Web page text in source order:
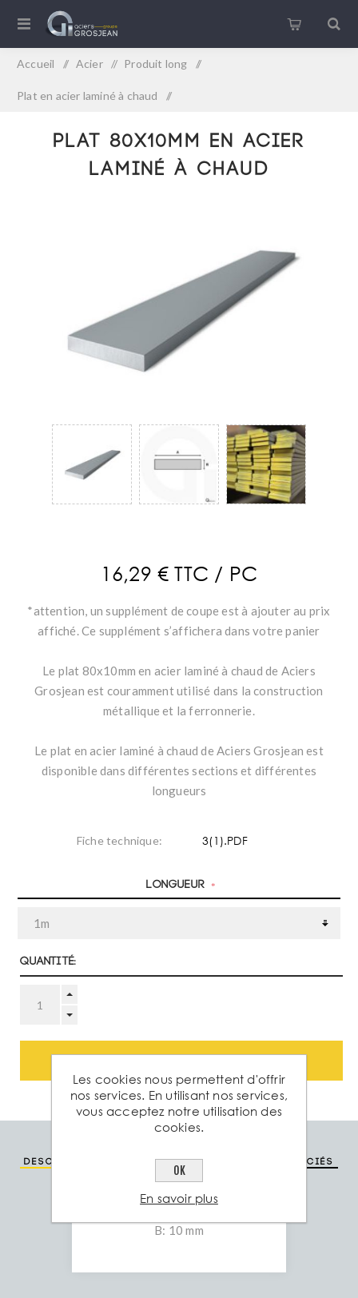
Accueil / Acier / Produit long /
Plat en acier laminé à chaud /
Plat 80x10mm en acier
laminé à chaud
16,29 € TTC / PC
*attention, un supplément de coupe est à ajouter au prix
affiché. Ce supplément s’affichera dans votre panier
Le plat 80x10mm en acier laminé à chaud de Aciers
Grosjean est couramment utilisé dans la construction
métallique et la ferronnerie.
Le plat en acier laminé à chaud de Aciers Grosjean est
disponible dans différentes sections et différentes
longueurs
Fiche technique: 3(1).PDF
Longueur *
Quantité:
Description Spéc. technique Produits associés
B: 10 mm
Les cookies nous permettent d'offrir
nos services. En utilisant nos services,
vous acceptez notre utilisation des
cookies.
OK
En savoir plus